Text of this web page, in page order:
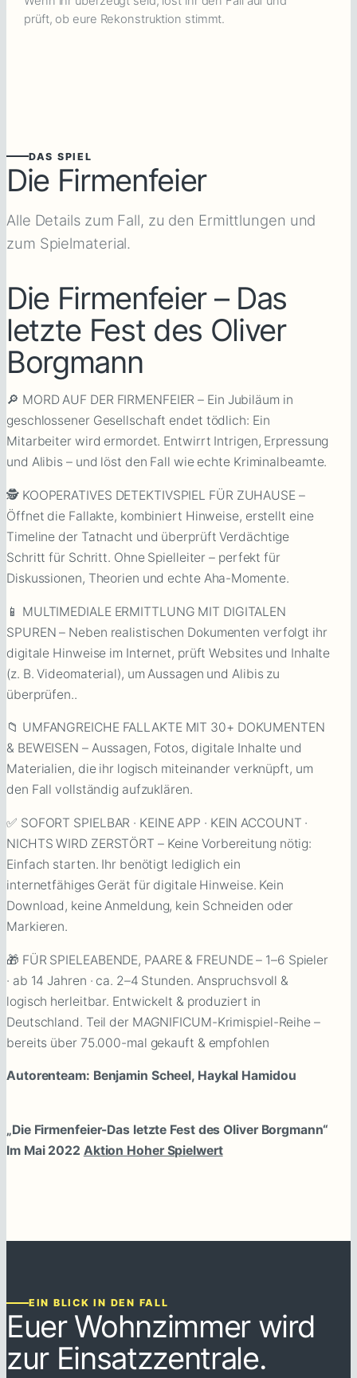
prüft, ob eure Rekonstruktion stimmt.
DAS SPIEL
Die Firmenfeier
Alle Details zum Fall, zu den Ermittlungen und
zum Spielmaterial.
Die Firmenfeier – Das
letzte Fest des Oliver
Borgmann
🔎 MORD AUF DER FIRMENFEIER – Ein Jubiläum in
geschlossener Gesellschaft endet tödlich: Ein
Mitarbeiter wird ermordet. Entwirrt Intrigen, Erpressung
und Alibis – und löst den Fall wie echte Kriminalbeamte.
🕵️ KOOPERATIVES DETEKTIVSPIEL FÜR ZUHAUSE –
Öffnet die Fallakte, kombiniert Hinweise, erstellt eine
Timeline der Tatnacht und überprüft Verdächtige
Schritt für Schritt. Ohne Spielleiter – perfekt für
Diskussionen, Theorien und echte Aha-Momente.
📱 MULTIMEDIALE ERMITTLUNG MIT DIGITALEN
SPUREN – Neben realistischen Dokumenten verfolgt ihr
digitale Hinweise im Internet, prüft Websites und Inhalte
(z. B. Videomaterial), um Aussagen und Alibis zu
überprüfen..
📁 UMFANGREICHE FALLAKTE MIT 30+ DOKUMENTEN
& BEWEISEN – Aussagen, Fotos, digitale Inhalte und
Materialien, die ihr logisch miteinander verknüpft, um
den Fall vollständig aufzuklären.
✅ SOFORT SPIELBAR · KEINE APP · KEIN ACCOUNT ·
NICHTS WIRD ZERSTÖRT – Keine Vorbereitung nötig:
Einfach starten. Ihr benötigt lediglich ein
internetfähiges Gerät für digitale Hinweise. Kein
Download, keine Anmeldung, kein Schneiden oder
Markieren.
🎁 FÜR SPIELEABENDE, PAARE & FREUNDE – 1–6 Spieler
· ab 14 Jahren · ca. 2–4 Stunden. Anspruchsvoll &
logisch herleitbar. Entwickelt & produziert in
Deutschland. Teil der MAGNIFICUM-Krimispiel-Reihe –
bereits über 75.000-mal gekauft & empfohlen
Autorenteam: Benjamin Scheel, Haykal Hamidou
„Die Firmenfeier-Das letzte Fest des Oliver Borgmann“
Im Mai 2022 Aktion Hoher Spielwert
EIN BLICK IN DEN FALL
Euer Wohnzimmer wird
zur Einsatzzentrale.